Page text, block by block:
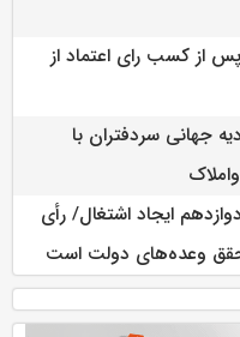
از کسب رای اعتماد از
جهانی سردفتران با
ایجاد اشتغال/ رأی
وعده‌های دولت است